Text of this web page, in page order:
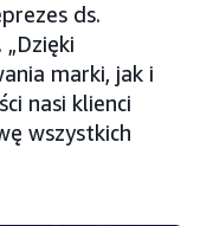
ds.
marki, jak i
nasi klienci
wszystkich